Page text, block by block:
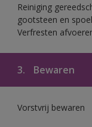
Reiniging
gootsteen en
Verfresten
3. Bewaren
Vorstvrij bewaren